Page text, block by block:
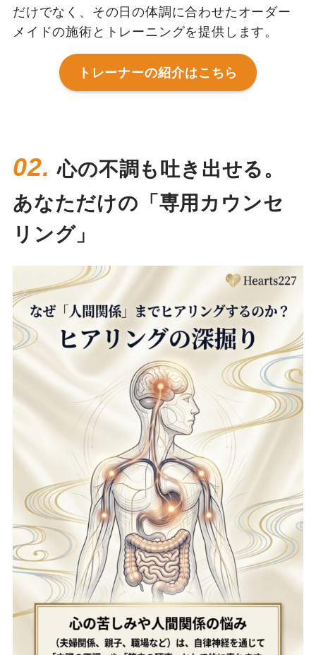
だけでなく、その日の体調に合わせたオーダー
メイドの施術とトレーニングを提供します。
トレーナーの紹介はこちら
02. 心の不調も吐き出せる。
あなただけの「専用カウンセ
リング」